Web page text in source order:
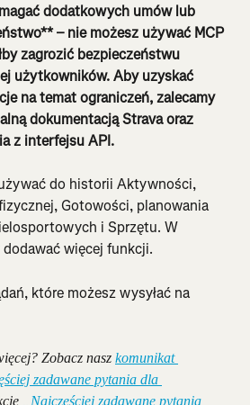
dodatkowych umów lub
– nie możesz używać MCP
zagrozić bezpieczeństwu
użytkowników. Aby uzyskać
na temat ograniczeń, zalecamy
dokumentacją Strava oraz
z interfejsu API.
do historii Aktywności,
Gotowości, planowania
i Sprzętu. W
więcej funkcji.
które możesz wysyłać na
Zobacz nasz komunikat
zadawane pytania dla
„Najczęściej zadawane pytania